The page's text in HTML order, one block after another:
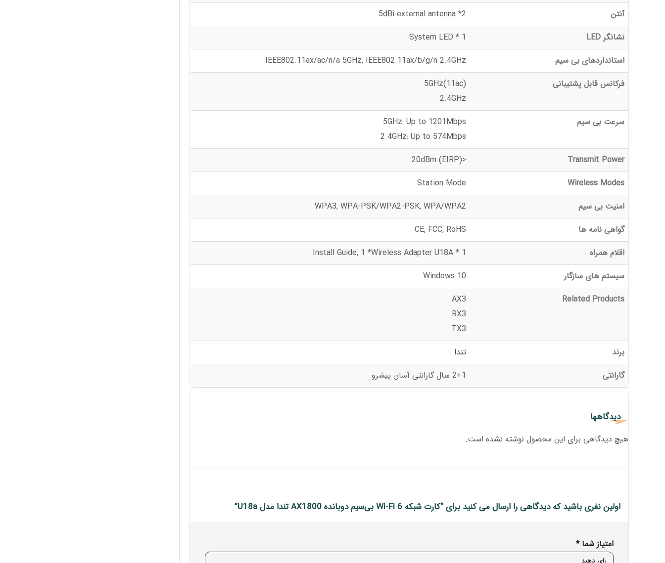
آنتن
2* 5dBi external antenna
نشانگر LED
1 * System LED
استانداردهای بی سیم
IEEE802.11ax/ac/n/a 5GHz, IEEE802.11ax/b/g/n 2.4GHz
فرکانس قابل پشتیبانی
5GHz(11ac)
2.4GHz
سرعت بی سیم
5GHz: Up to 1201Mbps
2.4GHz: Up to 574Mbps
Transmit Power
<20dBm (EIRP)
Wireless Modes
Station Mode
امنیت بی سیم
WPA3, WPA-PSK/WPA2-PSK, WPA/WPA2
گواهی نامه ها
CE, FCC, RoHS
اقلام همراه
1 * Install Guide, 1 *Wireless Adapter U18A
سیستم های سازگار
Windows 10
Related Products
AX3
RX3
TX3
برند
تندا
گارانتی
2+1 سال گارانتی آسان پیشرو
دیدگاهها
هیچ دیدگاهی برای این محصول نوشته نشده است.
اولین نفری باشید که دیدگاهی را ارسال می کنید برای “کارت شبکه Wi-Fi 6 بی‌سیم دوبانده AX1800 تندا مدل U18a”
امتیاز شما*